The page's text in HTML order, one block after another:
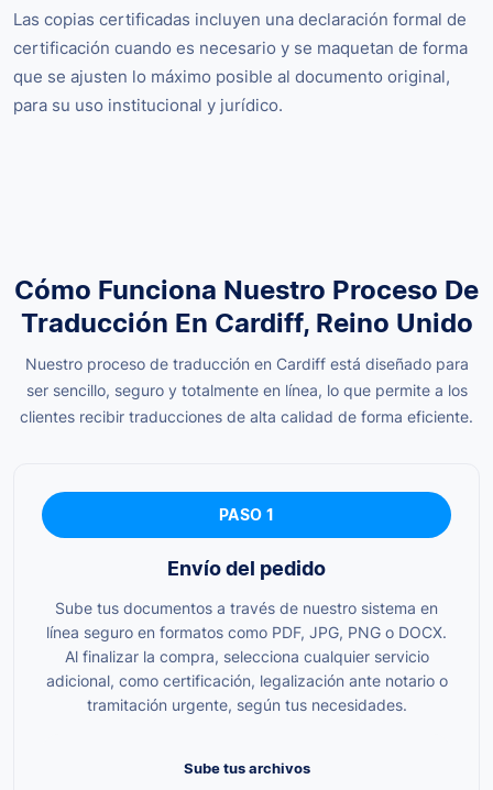
Las copias certificadas incluyen una declaración formal de
certificación cuando es necesario y se maquetan de forma
que se ajusten lo máximo posible al documento original,
para su uso institucional y jurídico.
Cómo Funciona Nuestro Proceso De
Traducción En Cardiff, Reino Unido
Nuestro proceso de traducción en Cardiff está diseñado para
ser sencillo, seguro y totalmente en línea, lo que permite a los
clientes recibir traducciones de alta calidad de forma eficiente.
PASO 1
Envío del pedido
Sube tus documentos a través de nuestro sistema en
línea seguro en formatos como PDF, JPG, PNG o DOCX.
Al finalizar la compra, selecciona cualquier servicio
adicional, como certificación, legalización ante notario o
tramitación urgente, según tus necesidades.
Sube tus archivos